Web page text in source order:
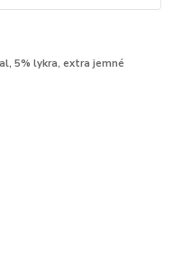
5% lykra, extra jemné